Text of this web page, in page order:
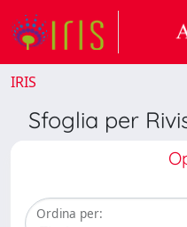
IRIS
Sfoglia per
Ordina per: